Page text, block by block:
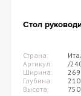
Стол
Страна:
Артикул:
/
Ширина:
Глубина:
Высота: